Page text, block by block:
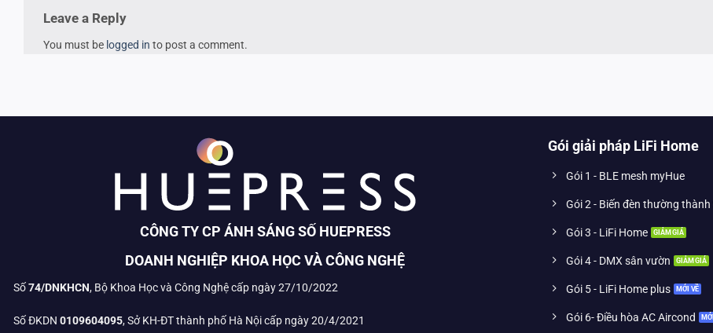
Leave a Reply
You must be logged in to post a comment.
CÔNG TY CP ÁNH SÁNG SỐ HUEPRESS
DOANH NGHIỆP KHOA HỌC VÀ CÔNG NGHỆ
Số74/DNKHCN, Bộ Khoa Học và Công Nghệ cấp ngày 27/10/2022
Số ĐKDN 0109604095, Sở KH-ĐT thành phố Hà Nội cấp ngày 20/4/2021
Gói giải pháp LiFi Home
Gói 1 - BLE mesh myHue
Gói 2 - Biến đèn thường thành
Gói 3 - LiFi Home
Gói 4 - DMX sân vườn
Gói 5 - LiFi Home plus
Gói 6- Điều hòa AC Aircond